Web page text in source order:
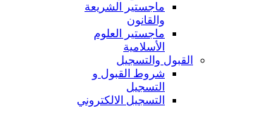
ماجستير الشريعة
والقانون
ماجستير العلوم
الأسلامية
القبول والتسجيل
شروط القبول و
التسجيل
التسجيل الالكتروني